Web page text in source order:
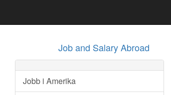
Job and Salary Abroad
Jobb i Amerika